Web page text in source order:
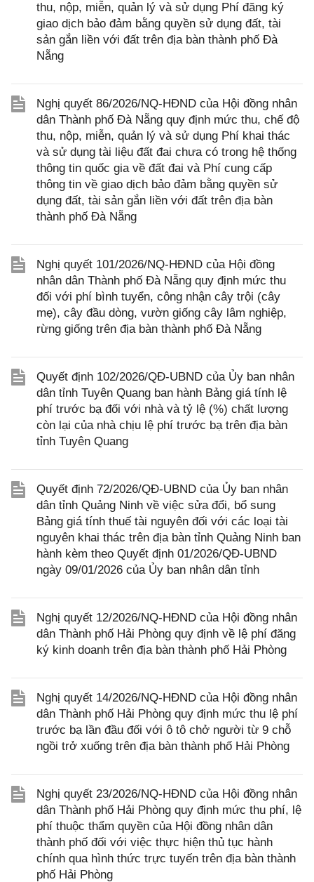
thu, nộp, miễn, quản lý và sử dụng Phí đăng ký
giao dịch bảo đảm bằng quyền sử dụng đất, tài
sản gắn liền với đất trên địa bàn thành phố Đà
Nẵng
Nghị quyết 86/2026/NQ-HĐND của Hội đồng nhân
dân Thành phố Đà Nẵng quy định mức thu, chế độ
thu, nộp, miễn, quản lý và sử dụng Phí khai thác
và sử dụng tài liệu đất đai chưa có trong hệ thống
thông tin quốc gia về đất đai và Phí cung cấp
thông tin về giao dịch bảo đảm bằng quyền sử
dụng đất, tài sản gắn liền với đất trên địa bàn
thành phố Đà Nẵng
Nghị quyết 101/2026/NQ-HĐND của Hội đồng
nhân dân Thành phố Đà Nẵng quy định mức thu
đối với phí bình tuyển, công nhận cây trội (cây
mẹ), cây đầu dòng, vườn giống cây lâm nghiệp,
rừng giống trên địa bàn thành phố Đà Nẵng
Quyết định 102/2026/QĐ-UBND của Ủy ban nhân
dân tỉnh Tuyên Quang ban hành Bảng giá tính lệ
phí trước bạ đối với nhà và tỷ lệ (%) chất lượng
còn lại của nhà chịu lệ phí trước bạ trên địa bàn
tỉnh Tuyên Quang
Quyết định 72/2026/QĐ-UBND của Ủy ban nhân
dân tỉnh Quảng Ninh về việc sửa đổi, bổ sung
Bảng giá tính thuế tài nguyên đối với các loại tài
nguyên khai thác trên địa bàn tỉnh Quảng Ninh ban
hành kèm theo Quyết định 01/2026/QĐ-UBND
ngày 09/01/2026 của Ủy ban nhân dân tỉnh
Nghị quyết 12/2026/NQ-HĐND của Hội đồng nhân
dân Thành phố Hải Phòng quy định về lệ phí đăng
ký kinh doanh trên địa bàn thành phố Hải Phòng
Nghị quyết 14/2026/NQ-HĐND của Hội đồng nhân
dân Thành phố Hải Phòng quy định mức thu lệ phí
trước bạ lần đầu đối với ô tô chở người từ 9 chỗ
ngồi trở xuống trên địa bàn thành phố Hải Phòng
Nghị quyết 23/2026/NQ-HĐND của Hội đồng nhân
dân Thành phố Hải Phòng quy định mức thu phí, lệ
phí thuộc thẩm quyền của Hội đồng nhân dân
thành phố đối với việc thực hiện thủ tục hành
chính qua hình thức trực tuyến trên địa bàn thành
phố Hải Phòng